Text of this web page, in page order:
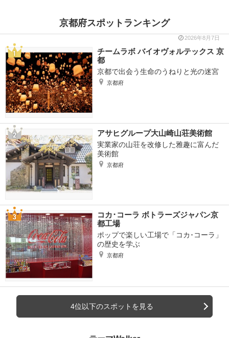
京都府スポットランキング
2026年8月7日
チームラボ バイオヴォルテックス 京
都
京都で出会う生命のうねりと光の迷宮
京都府
アサヒグループ大山崎山荘美術館
実業家の山荘を改修した雅趣に富んだ
美術館
京都府
コカ･コーラ ボトラーズジャパン京
都工場
ポップで楽しい工場で「コカ･コーラ」
の歴史を学ぶ
京都府
4位以下のスポットを見る